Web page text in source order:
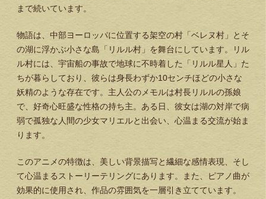
まで続いています。
物語は、中部ヨーロッパに位置する架空の村「ベレヌ村」とそ
の湖に浮かぶ小さな島「リルル村」を舞台にしています。リル
ル村には、宇宙船の事故で地球に不時着した「リルル星人」た
ちが暮らしており、彼らは身長わずか10センチほどの小さな
妖精のような存在です。主人公のメモルは村長リルルの孫娘
で、好奇心旺盛な性格の持ち主。ある日、彼女は湖の対岸で病
弱で孤独な人間の少女マリエルと出会い、心温まる交流が始ま
ります。
このアニメの特徴は、美しい背景描写と繊細な感情表現、そし
て心温まるストーリーテリングにあります。また、ピアノ曲が
効果的に使用され、作品の雰囲気を一層引き立てています。